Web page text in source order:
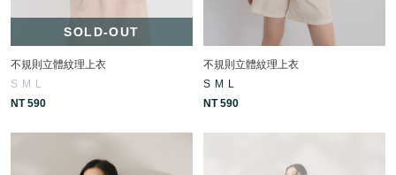
SOLD-OUT
不規則立體紋理上衣
S M
L
NT 590
不規則立體紋理上衣
S M
L
NT 590